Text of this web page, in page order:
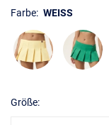
Farbe: WEISS
Größe: